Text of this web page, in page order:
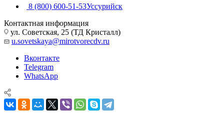
8 (800) 600-51-53Уссурийск
Контактная информация
ул. Советская, 25 (ТД Кристалл)
u.sovetskaya@mirotvorecdv.ru
Вконтакте
Telegram
WhatsApp